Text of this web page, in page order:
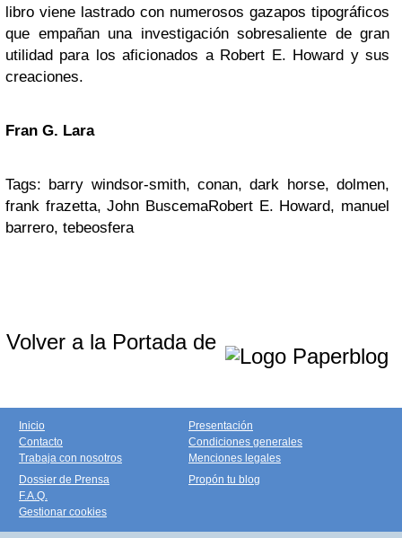
libro viene lastrado con numerosos gazapos tipográficos
que empañan una investigación sobresaliente de gran
utilidad para los aficionados a Robert E. Howard y sus
creaciones.
Fran G. Lara
Tags: barry windsor-smith, conan, dark horse, dolmen,
frank frazetta, John BuscemaRobert E. Howard, manuel
barrero, tebeosfera
Volver a la Portada de
Inicio
Contacto
Trabaja con nosotros
Presentación
Condiciones generales
Menciones legales
Dossier de Prensa
F.A.Q.
Gestionar cookies
Propón tu blog